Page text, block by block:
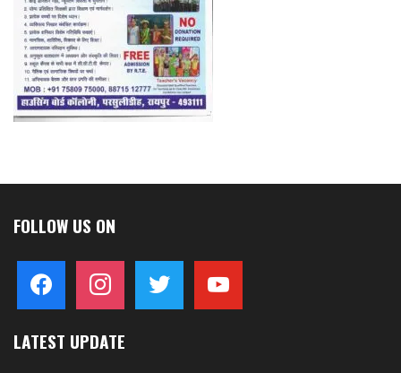
FOLLOW US ON
facebook instagram twitter youtube
LATEST UPDATE